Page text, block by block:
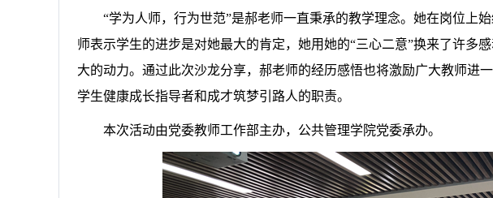
“学为人师，行为世范”是郝老师一直秉承的教学理念。她在岗位上
师表示学生的进步是对她最大的肯定，她用她的“三心二意”换来了许多
大的动力。通过此次沙龙分享，郝老师的经历感悟也将激励广大教师进
学生健康成长指导者和成才筑梦引路人的职责。
本次活动由党委教师工作部主办， 公共管理学院党委承办。